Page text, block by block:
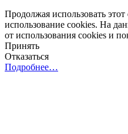
Продолжая использовать этот
использование cookies. На
от использования cookies и
Принять
Отказаться
Подробнее…